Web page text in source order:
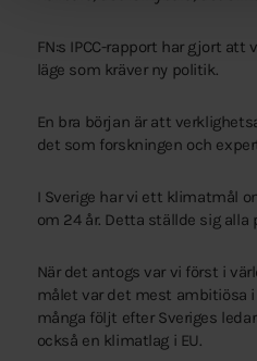
FN:s IPCC-rapport har gjort
läge som kräver ny politik.
En bra början är att
det som forskningen och
I Sverige har vi ett klimatmål
om 24 år. Detta ställde sig
När det antogs var vi först i
målet var det mest ambitiösa
många följt efter Sveriges
också en klimatlag i EU.